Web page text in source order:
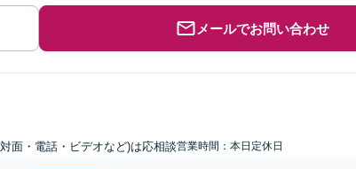
メールでお問い合わせ
面・電話・ビデオなど)は応相談営業時間：本日定休日